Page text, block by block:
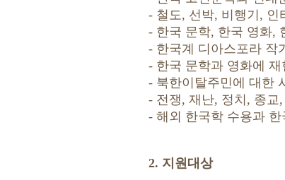
- 철도, 선박, 비행기, 인
- 한국 문학, 한국 영화,
- 한국계 디아스포라 작
- 한국 문학과 영화에
- 북한이탈주민에 대한
- 전쟁, 재난, 정치, 종교
- 해외 한국학 수용과 한
2. 지원대상